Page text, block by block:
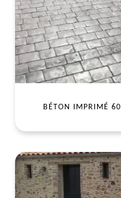
BÉTON IMPRIMÉ 60